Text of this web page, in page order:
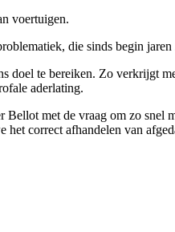
voertuigen.
die sinds begin
te bereiken. Zo verkrijgt
aderlating.
Bellot met de vraag om zo
correct afhandelen van